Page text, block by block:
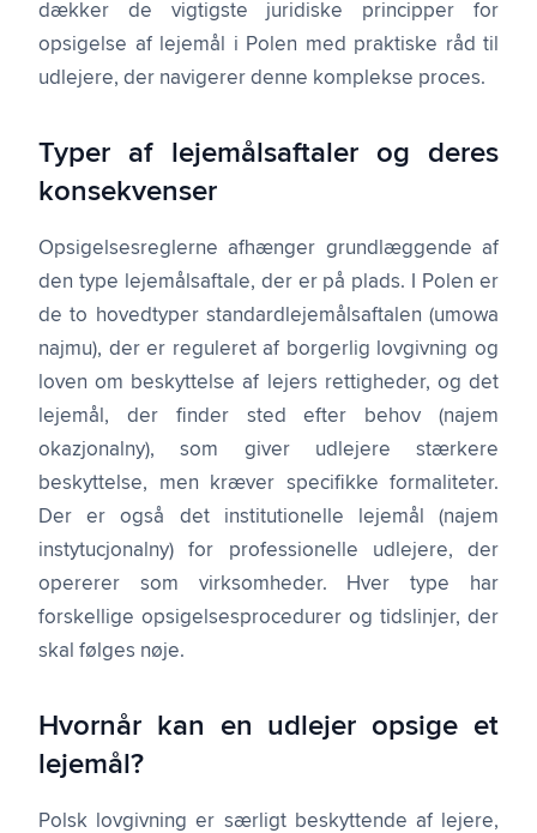
dækker de vigtigste juridiske principper for
opsigelse af lejemål i Polen med praktiske råd til
udlejere, der navigerer denne komplekse proces.
Typer af lejemålsaftaler og deres
konsekvenser
Opsigelses­reglerne afhænger grundlæggende af
den type lejemålsaftale, der er på plads. I Polen er
de to hovedtyper standardlejemålsaftalen (umowa
najmu), der er reguleret af borgerlig lovgivning og
loven om beskyttelse af lejers rettigheder, og det
lejemål, der finder sted efter behov (najem
okazjonalny), som giver udlejere stærkere
beskyttelse, men kræver specifikke formaliteter.
Der er også det institutionelle lejemål (najem
instytucjonalny) for professionelle udlejere, der
opererer som virksomheder. Hver type har
forskellige opsigelsesprocedurer og tidslinjer, der
skal følges nøje.
Hvornår kan en udlejer opsige et
lejemål?
Polsk lovgivning er særligt beskyttende af lejere,